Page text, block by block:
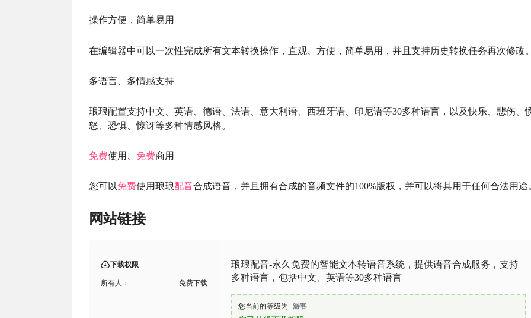
操作方便，简单易用
在编辑器中可以一次性完成所有文本转换操作，直观、方便，简单易用，并且支持历史转换任务再次修改。
多语言、多情感支持
琅琅配置支持中文、英语、德语、法语、意大利语、西班牙语、印尼语等30多种语言，以及快乐、悲伤、
怒、恐惧、惊讶等多种情感风格。
免费使用、 免费商用
您可以免费使用琅琅配音合成语音，并且拥有合成的音频文件的100%版权，并可以将其用于任何合法用途
网站链接
下载权限
所有人： 免费下载
琅琅配音-永久免费的智能文本转语音系统，提供语音合成服务，支持
多种语言，包括中文、英语等30多种语言
您当前的等级为 游客